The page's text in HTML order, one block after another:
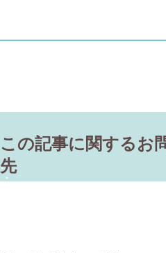
この記事に関するお
先